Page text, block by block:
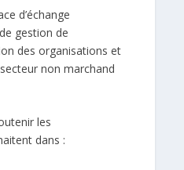
d’échange
gestion de
des organisations et
non marchand
les
dans :